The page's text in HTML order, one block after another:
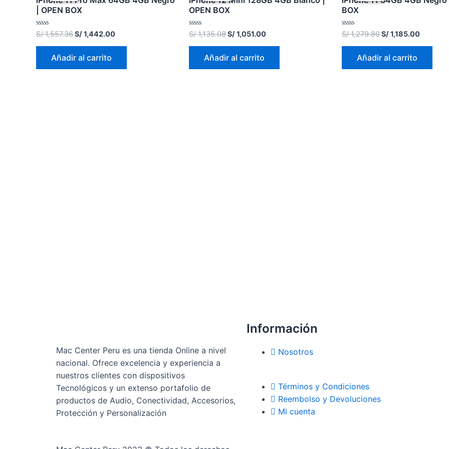
| OPEN BOX
Valorado
en
0
S/1,557.36S/1,442.00
Añadir al carrito
OPEN BOX
Valorado
en
0
S/1,135.08S/1,051.00
Añadir al carrito
BOX
Valorado
en
0
S/1,279.80S/1,185.00
Añadir al carrito
Mac Center Peru es una tienda Online a nivel
nacional. Ofrece excelencia y experiencia a
nuestros clientes con dispositivos
Tecnológicos y un extenso portafolio de
productos de Audio, Conectividad, Accesorios,
Protección y Personalización
Información
Nosotros
Términos y Condiciones
Reembolso y Devoluciones
Mi cuenta